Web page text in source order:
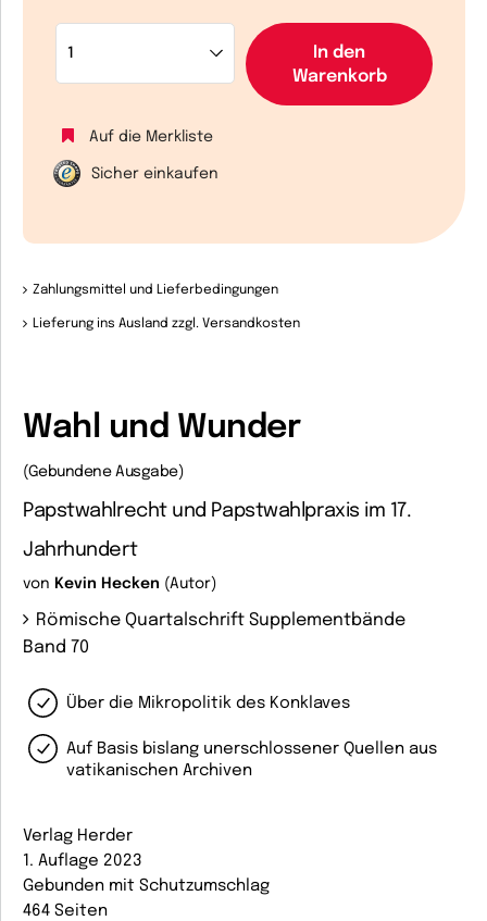
In den
Warenkorb
Auf die Merkliste
Sicher einkaufen
Zahlungsmittel und Lieferbedingungen
Lieferung ins Ausland zzgl. Versandkosten
Wahl und Wunder
(Gebundene Ausgabe)
Papstwahlrecht und Papstwahlpraxis im 17.
Jahrhundert
von Kevin Hecken (Autor)
Römische Quartalschrift Supplementbände
Band 70
Über die Mikropolitik des Konklaves
Auf Basis bislang unerschlossener Quellen aus
vatikanischen Archiven
Verlag Herder
1. Auflage 2023
Gebunden mit Schutzumschlag
464 Seiten